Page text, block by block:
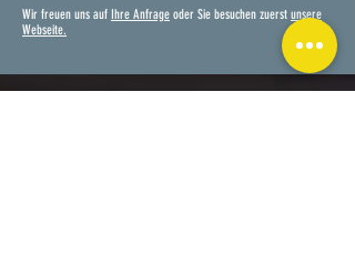
Wir freuen uns auf Ihre Anfrage oder Sie besuchen zuerst unsere
Webseite.